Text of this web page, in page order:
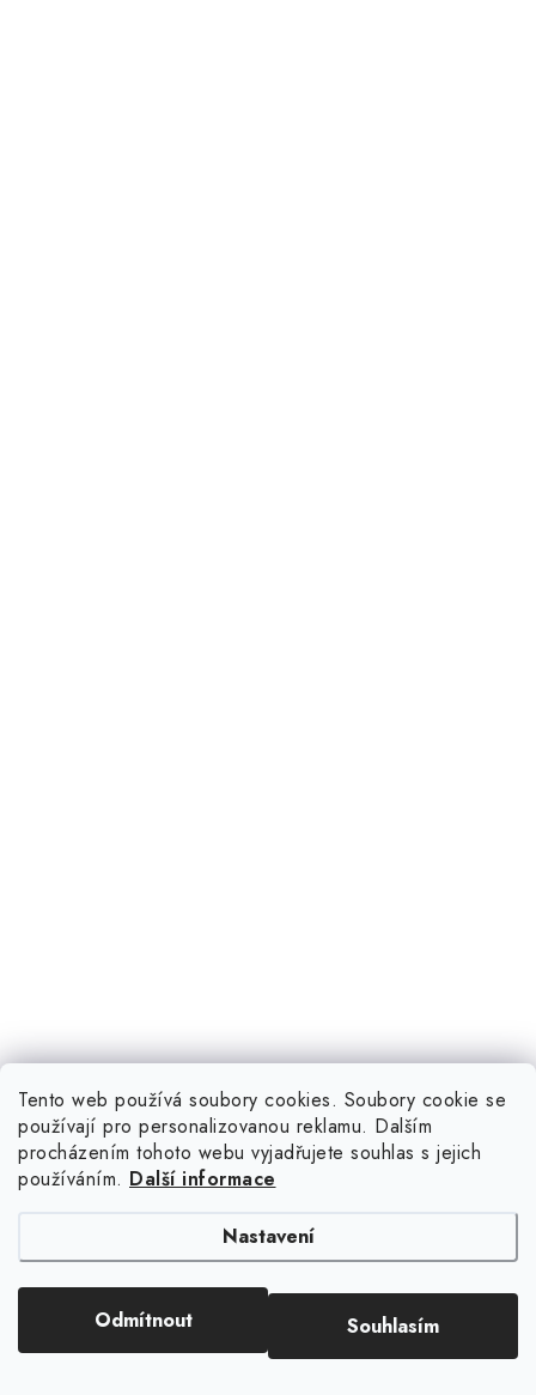
Tento web používá soubory cookies. Soubory cookie se
používají pro personalizovanou reklamu. Dalším
procházením tohoto webu vyjadřujete souhlas s jejich
používáním. Další informace
Nastavení
Odmítnout Souhlasím
Sledujte nás na Instagramu
ZOBRAZIT PROFIL